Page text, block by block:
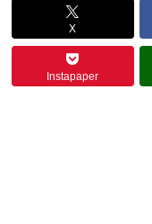
X
Instapaper